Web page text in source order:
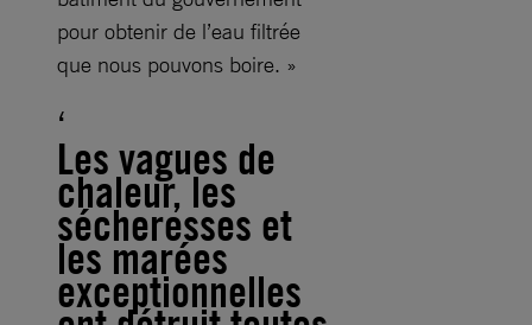
pour obtenir de l’eau filtrée
que nous pouvons boire. »
Les vagues de
chaleur, les
sécheresses et
les marées
exceptionnelles